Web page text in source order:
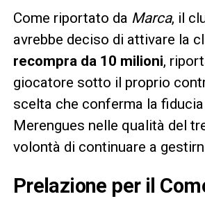
Come riportato da Marca, il
avrebbe deciso di attivare la
recompra da 10 milioni,
giocatore sotto il proprio
scelta che conferma la
Merengues nelle qualità del
volontà di continuare a
Prelazione per il